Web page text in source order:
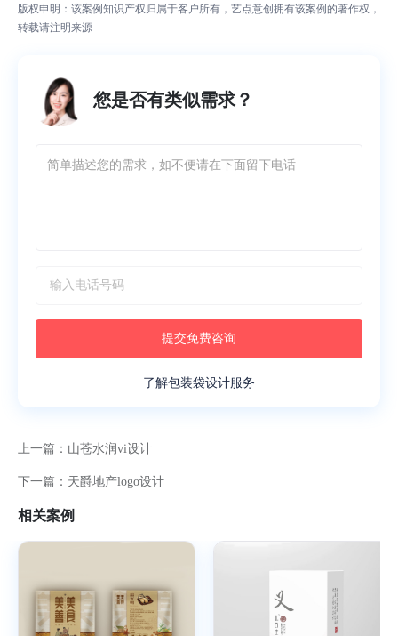
版权申明：该案例知识产权归属于客户所有，艺点意创拥有该案例的著作权，
转载请注明来源
您是否有类似需求？
提交免费咨询
了解包装袋设计服务
上一篇： 山苍水润vi设计
下一篇： 天爵地产logo设计
相关案例